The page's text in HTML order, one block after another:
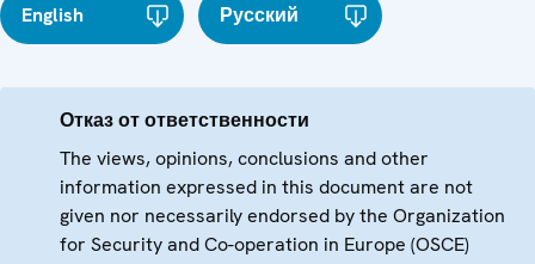
English Русский
Отказ от ответственности
The views, opinions, conclusions and other
information expressed in this document are not
given nor necessarily endorsed by the Organization
for Security and Co-operation in Europe (OSCE)